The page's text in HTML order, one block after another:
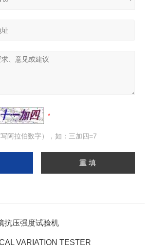
阿拉伯数字），如：三加四=7
抗压强度试验机
VARIATION TESTER